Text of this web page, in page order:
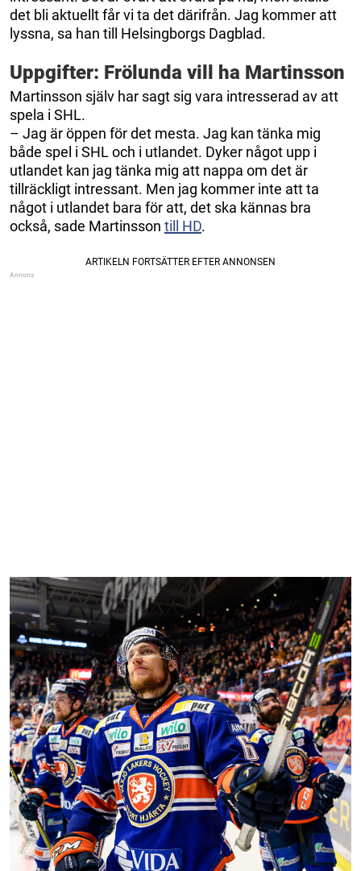
det bli aktuellt får vi ta det därifrån. Jag kommer att
lyssna, sa han till Helsingborgs Dagblad.
Uppgifter: Frölunda vill ha Martinsson
Martinsson själv har sagt sig vara intresserad av att
spela i SHL.
– Jag är öppen för det mesta. Jag kan tänka mig
både spel i SHL och i utlandet. Dyker något upp i
utlandet kan jag tänka mig att nappa om det är
tillräckligt intressant. Men jag kommer inte att ta
något i utlandet bara för att, det ska kännas bra
också, sade Martinsson till HD.